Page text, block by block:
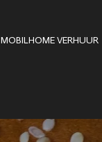
MOBILHOME VERHUUR